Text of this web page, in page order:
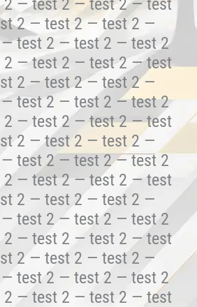
2 — test 2 — test 2 —
test 2 — test 2 — test 2
— test 2 — test 2 — test
2 — test 2 — test 2 —
test 2 — test 2 — test 2
— test 2 — test 2 — test
2 — test 2 — test 2 —
test 2 — test 2 — test 2
— test 2 — test 2 — test
2 — test 2 — test 2 —
test 2 — test 2 — test 2
— test 2 — test 2 — test
2 — test 2 — test 2 —
test 2 — test 2 — test 2
— test 2 — test 2 — test